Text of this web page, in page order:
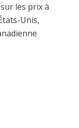
les prix à
Unis,